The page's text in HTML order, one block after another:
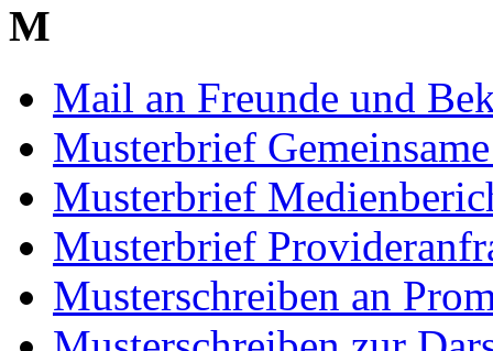
M
Mail an Freunde und
Musterbrief
Musterbrief
Musterbrief
Musterschreiben an